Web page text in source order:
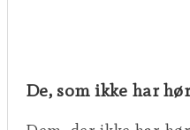
De, som ikke har